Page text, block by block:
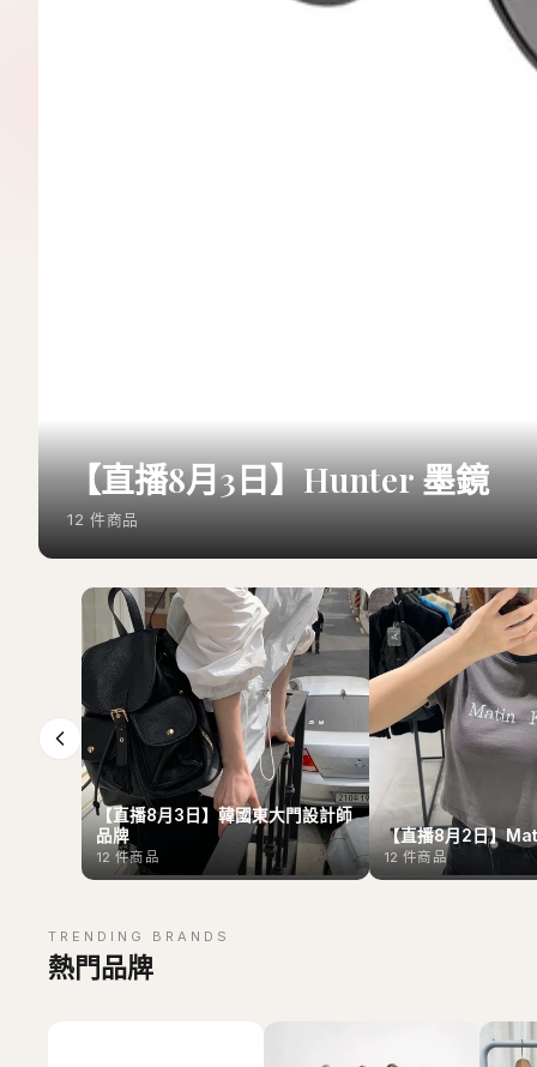
【直播8月3日】Hunter 墨鏡
12 件商品
【直播8月3日】韓國東大門設計師
品牌
12 件商品
【直播8月2日】
12 件商品
TRENDING BRANDS
熱門品牌